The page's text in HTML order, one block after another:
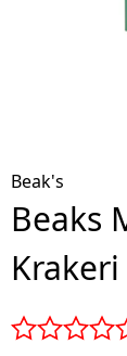
Beak's
Beaks